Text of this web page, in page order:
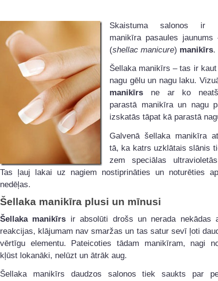
Skaistuma salonos ir
manikīra pasaules
(shellac manicure) manikīrs.
Šellaka manikīrs – tas ir
nagu gēlu un nagu laku.
manikīrs ne ar ko
parastā manikīra un nagu
izskatās tāpat kā parastā
Galvenā šellaka manikīra
tā, ka katrs uzklātais slānis
zem speciālas
Tas ļauj lakai uz nagiem nostiprināties un noturēties
nedēļas.
Šellaka manikīra plusi un mīnusi
Šellaka manikīrs ir absolūti drošs un nerada nekādas
reakcijas, klājumam nav smaržas un tas satur sevī ļoti
vērtīgu elementu. Pateicoties tādam manikīram, nagi
kļūst lokanāki, nelūzt un ātrāk aug.
Šellaka manikīrs daudzos salonos tiek saukts par